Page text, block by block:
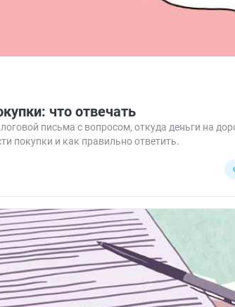
что отвечать
письма с вопросом, откуда деньги на
покупки и как правильно ответить.